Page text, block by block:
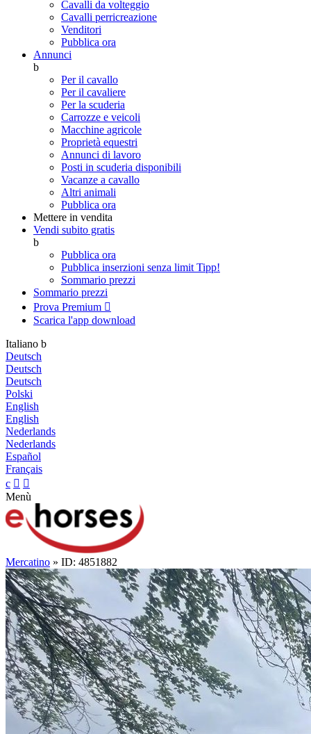
Cavalli da volteggio
Cavalli perricreazione
Venditori
Pubblica ora
Annunci
b
Per il cavallo
Per il cavaliere
Per la scuderia
Carrozze e veicoli
Macchine agricole
Proprietà equestri
Annunci di lavoro
Posti in scuderia disponibili
Vacanze a cavallo
Altri animali
Pubblica ora
Mettere in vendita
Vendi subito gratis
b
Pubblica ora
Pubblica inserzioni senza limit Tipp!
Sommario prezzi
Sommario prezzi
Prova Premium 
Scarica l'app download
Italiano b
Deutsch
Deutsch
Deutsch
Polski
English
English
Nederlands
Nederlands
Español
Français
c  
Menù
Mercatino » ID: 4851882